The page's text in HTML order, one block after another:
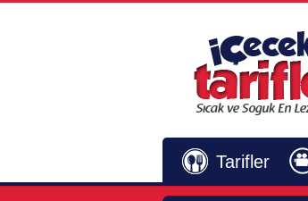
Tarifler